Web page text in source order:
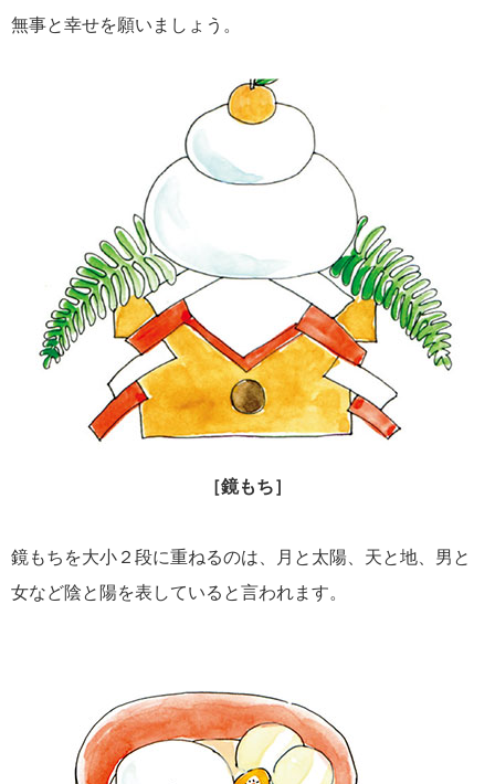
無事と幸せを願いましょう。
［鏡もち］
鏡もちを大小２段に重ねるのは、月と太陽、天と地、男と
女など陰と陽を表していると言われます。